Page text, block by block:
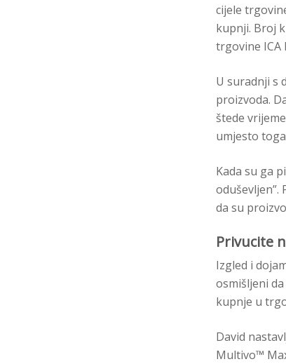
cijele
kupnji. Broj
trgovine ICA
U suradnji s
proizvoda.
štede
umjesto
Kada su ga
da su
Privucite
Izgled i
osmišljeni
kupnje u
David
Multivo™